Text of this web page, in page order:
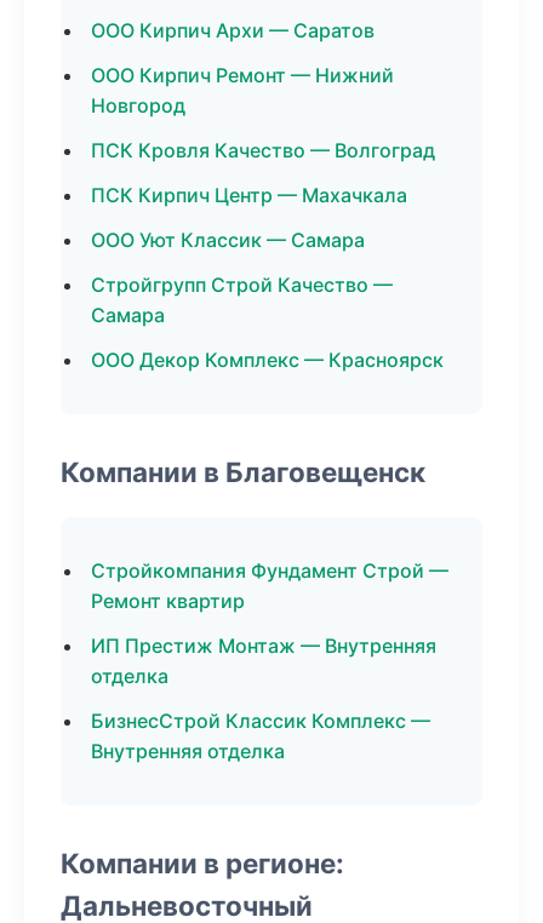
ООО Кирпич Архи — Саратов
ООО Кирпич Ремонт — Нижний
Новгород
ПСК Кровля Качество — Волгоград
ПСК Кирпич Центр — Махачкала
ООО Уют Классик — Самара
Стройгрупп Строй Качество —
Самара
ООО Декор Комплекс — Красноярск
Компании в Благовещенск
Стройкомпания Фундамент Строй —
Ремонт квартир
ИП Престиж Монтаж — Внутренняя
отделка
БизнесСтрой Классик Комплекс —
Внутренняя отделка
Компании в регионе:
Дальневосточный